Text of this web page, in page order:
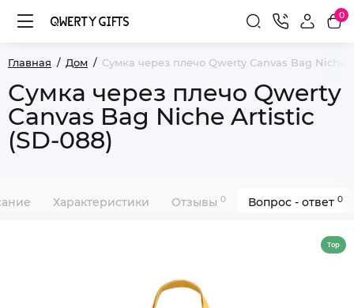
0
Главная Дом Сумка через плечо Qwerty Canvas Bag Niche
Сумка через плечо Qwerty
Canvas Bag Niche Artistic
(SD-088)
Характеристики Отзывы 0 Вопрос - ответ 0
Top